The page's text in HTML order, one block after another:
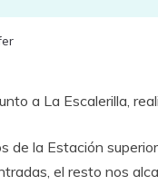
a La Escalerilla,
de la Estación
el resto nos